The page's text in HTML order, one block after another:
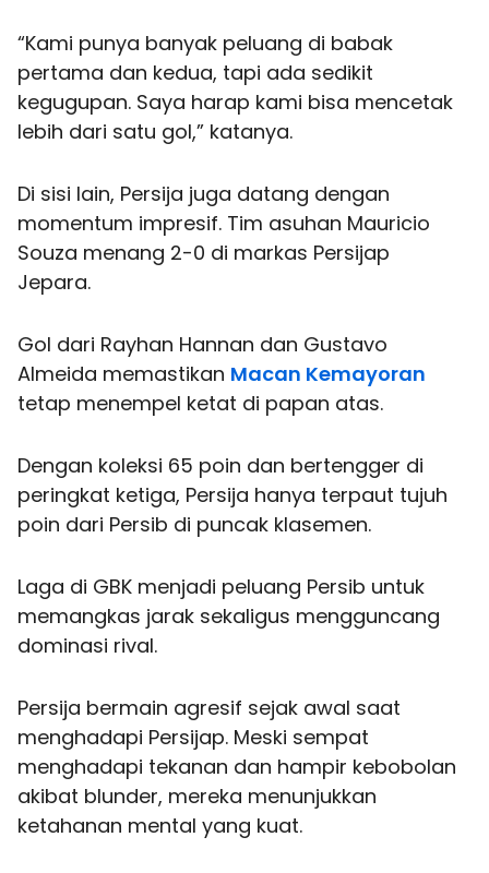
“Kami punya banyak peluang di babak
pertama dan kedua, tapi ada sedikit
kegugupan. Saya harap kami bisa mencetak
lebih dari satu gol,” katanya.
Di sisi lain, Persija juga datang dengan
momentum impresif. Tim asuhan Mauricio
Souza menang 2-0 di markas Persijap
Jepara.
Gol dari Rayhan Hannan dan Gustavo
Almeida memastikan Macan Kemayoran
tetap menempel ketat di papan atas.
Dengan koleksi 65 poin dan bertengger di
peringkat ketiga, Persija hanya terpaut tujuh
poin dari Persib di puncak klasemen.
Laga di GBK menjadi peluang Persib untuk
memangkas jarak sekaligus mengguncang
dominasi rival.
Persija bermain agresif sejak awal saat
menghadapi Persijap. Meski sempat
menghadapi tekanan dan hampir kebobolan
akibat blunder, mereka menunjukkan
ketahanan mental yang kuat.